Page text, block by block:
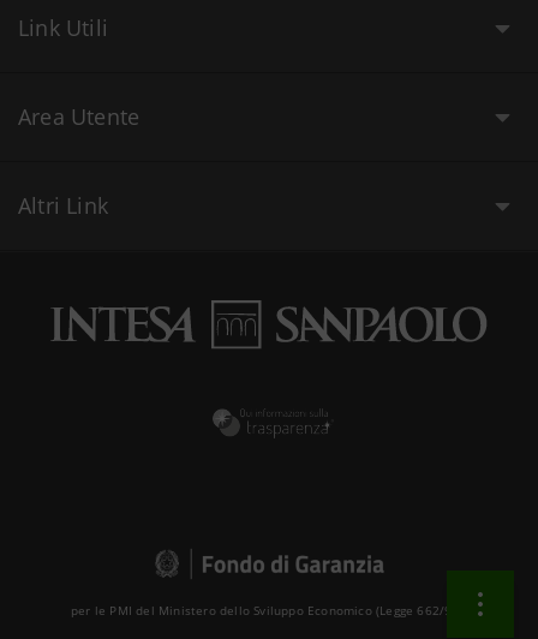
Link Utili
Area Utente
Altri Link
per le PMI del Ministero dello Sviluppo Economico (Legge 662/96 )